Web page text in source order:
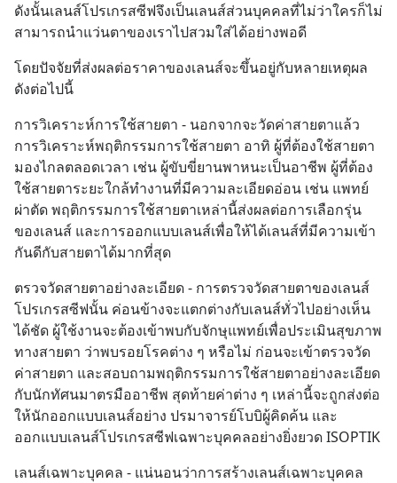
ดังนั้นเลนส์โปรเกรสซีฟจึงเป็นเลนส์ส่วนบุคคลที่ไม่ว่าใครก็ไม่
สามารถนำแว่นตาของเราไปสวมใส่ได้อย่างพอดี
โดยปัจจัยที่ส่งผลต่อราคาของเลนส์จะขึ้นอยู่กับหลายเหตุผล
ดังต่อไปนี้
การวิเคราะห์การใช้สายตา - นอกจากจะวัดค่าสายตาแล้ว
การวิเคราะห์พฤติกรรมการใช้สายตา อาทิ ผู้ที่ต้องใช้สายตา
มองไกลตลอดเวลา เช่น ผู้ขับขี่ยานพาหนะเป็นอาชีพ ผู้ที่ต้อง
ใช้สายตาระยะใกล้ทำงานที่มีความละเอียดอ่อน เช่น แพทย์
ผ่าตัด พฤติกรรมการใช้สายตาเหล่านี้ส่งผลต่อการเลือกรุ่น
ของเลนส์ และการออกแบบเลนส์เพื่อให้ได้เลนส์ที่มีความเข้า
กันดีกับสายตาได้มากที่สุด
ตรวจวัดสายตาอย่างละเอียด - การตรวจวัดสายตาของเลนส์
โปรเกรสซีฟนั้น ค่อนข้างจะแตกต่างกับเลนส์ทั่วไปอย่างเห็น
ได้ชัด ผู้ใช้งานจะต้องเข้าพบกับจักษุแพทย์เพื่อประเมินสุขภาพ
ทางสายตา ว่าพบรอยโรคต่าง ๆ หรือไม่ ก่อนจะเข้าตรวจวัด
ค่าสายตา และสอบถามพฤติกรรมการใช้สายตาอย่างละเอียด
กับนักทัศนมาตรมืออาชีพ สุดท้ายค่าต่าง ๆ เหล่านี้จะถูกส่งต่อ
ให้นักออกแบบเลนส์อย่าง ปรมาจารย์โบบิผู้คิดค้น และ
ออกแบบเลนส์โปรเกรสซีฟเฉพาะบุคคลอย่างยิ่งยวด ISOPTIK
เลนส์เฉพาะบุคคล - แน่นอนว่าการสร้างเลนส์เฉพาะบุคคล